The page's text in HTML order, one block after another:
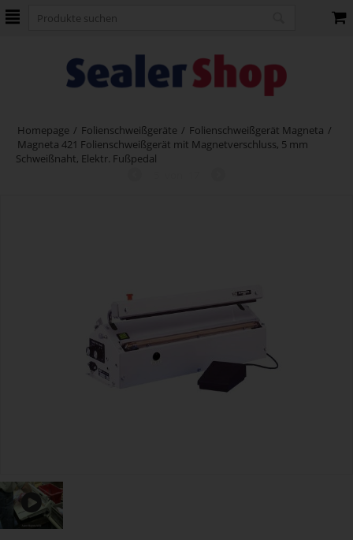
Homepage / Folienschweißgeräte / Folienschweißgerät Magneta /
Magneta 421 Folienschweißgerät mit Magnetverschluss, 5 mm
Schweißnaht, Elektr. Fußpedal